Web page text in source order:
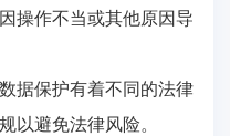
操作不当或其他原因导
据保护有着不同的法律
以避免法律风险。